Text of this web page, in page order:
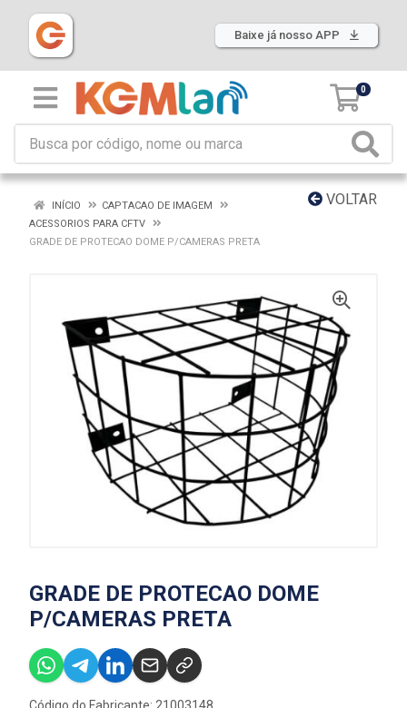
Baixe já nosso APP
0
VOLTAR
INÍCIO
CAPTACAO DE IMAGEM
ACESSORIOS PARA CFTV
GRADE DE PROTECAO DOME P/CAMERAS PRETA
GRADE DE PROTECAO DOME
P/CAMERAS PRETA